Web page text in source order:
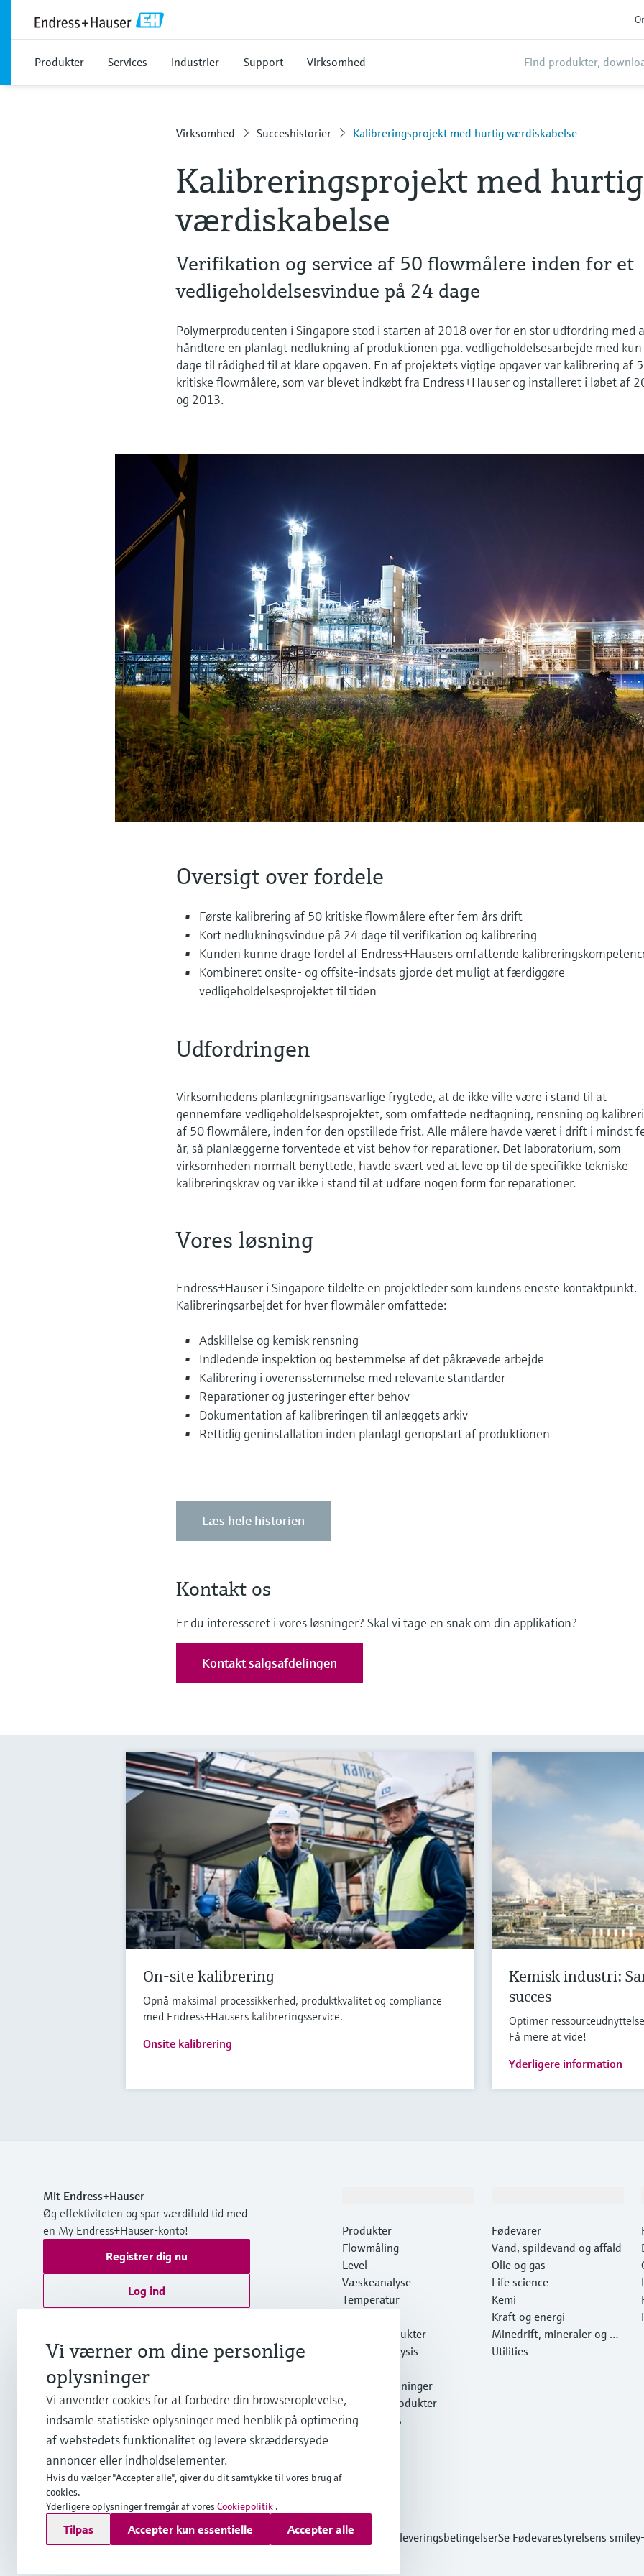
Produkter Services Industrier Support Virksomhed
Virksomhed Succeshistorier Kalibreringsprojekt med hurtig værdiskabelse
Kalibreringsprojekt med hurtig
værdiskabelse
Verifikation og service af 50 flowmålere inden for et
vedligeholdelsesvindue på 24 dage
Polymerproducenten i Singapore stod i starten af 2018 over for en stor udfordring med
håndtere en planlagt nedlukning af produktionen pga. vedligeholdelsesarbejde med
dage til rådighed til at klare opgaven. En af projektets vigtige opgaver var kalibrering af
kritiske flowmålere, som var blevet indkøbt fra Endress+Hauser og installeret i løbet af
og 2013.
Oversigt over fordele
Første kalibrering af 50 kritiske flowmålere efter fem års drift
Kort nedlukningsvindue på 24 dage til verifikation og kalibrering
Kunden kunne drage fordel af Endress+Hausers omfattende
Kombineret onsite- og offsite-indsats gjorde det muligt at færdiggøre
vedligeholdelsesprojektet til tiden
Udfordringen
Virksomhedens planlægningsansvarlige frygtede, at de ikke ville være i stand til at
gennemføre vedligeholdelsesprojektet, som omfattede nedtagning, rensning og
af 50 flowmålere, inden for den opstillede frist. Alle målere havde været i drift i mindst
år, så planlæggerne forventede et vist behov for reparationer. Det laboratorium, som
virksomheden normalt benyttede, havde svært ved at leve op til de specifikke tekniske
kalibreringskrav og var ikke i stand til at udføre nogen form for reparationer.
Vores løsning
Endress+Hauser i Singapore tildelte en projektleder som kundens eneste kontaktpunkt.
Kalibreringsarbejdet for hver flowmåler omfattede:
Adskillelse og kemisk rensning
Indledende inspektion og bestemmelse af det påkrævede arbejde
Kalibrering i overensstemmelse med relevante standarder
Reparationer og justeringer efter behov
Dokumentation af kalibreringen til anlæggets arkiv
Rettidig geninstallation inden planlagt genopstart af produktionen
Læs hele historien
Kontakt os
Er du interesseret i vores løsninger? Skal vi tage en snak om din applikation?
Kontakt salgsafdelingen
On-site kalibrering
Opnå maksimal processikkerhed, produktkvalitet og compliance
med Endress+Hausers kalibreringsservice.
Onsite kalibrering
Kemisk industri:
succes
Optimer
Få mere at vide!
Yderligere information
Mit Endress+Hauser
Øg effektiviteten og spar værdifuld tid med
en My Endress+Hauser-konto!
Registrer dig nu
Log ind
Endress+Hauser A/S
Danmark
+45 70 131 132
info.dk@endress.com
Produkter
Flowmåling
Level
Væskeanalyse
Temperatur
Systemprodukter
Optical analysis
Netilion IIoT
Softwareløsninger
Udvalgte produkter
Online tools
Fødevarer
Vand, spildevand og affald
Olie og gas
Life science
Kemi
Kraft og energi
Minedrift, mineraler og m
etaller
Utilities
Copyright © Endress+Hauser Group Services AG
KolofonInterneterklæring og ansvarsfraskrivelse Databeskyttelse Salgs- & leveringsbetingelserSe Fødevarestyrelsens
Vi værner om dine personlige
oplysninger
Vi anvender cookies for at forbedre din browseroplevelse,
indsamle statistiske oplysninger med henblik på optimering
af webstedets funktionalitet og levere skræddersyede
annoncer eller indholdselementer.
Hvis du vælger "Accepter alle", giver du dit samtykke til vores brug af
cookies.
Yderligere oplysninger fremgår af voresCookiepolitik .
Tilpas Accepter kun essentielle Accepter alle